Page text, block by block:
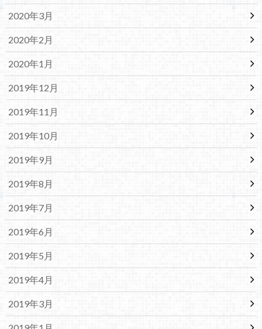
2020年3月
2020年2月
2020年1月
2019年12月
2019年11月
2019年10月
2019年9月
2019年8月
2019年7月
2019年6月
2019年5月
2019年4月
2019年3月